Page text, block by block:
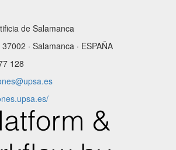
de Salamanca
· Salamanca · ESPAÑA
128